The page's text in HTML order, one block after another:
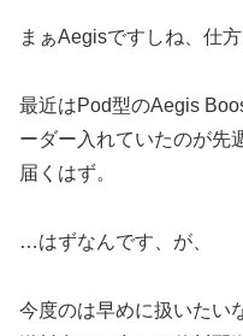
まぁAegisですしね、仕方
最近はPod型のAegis
ーダー入れていたのが先
届くはず。
…はずなんです、が、
今度のは早めに扱いたい